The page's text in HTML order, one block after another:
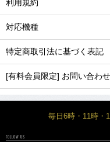
利用規約
対応機種
特定商取引法に基づく表記
[有料会員限定] お問い合わ
毎日6時・11時・
FOLLOW US